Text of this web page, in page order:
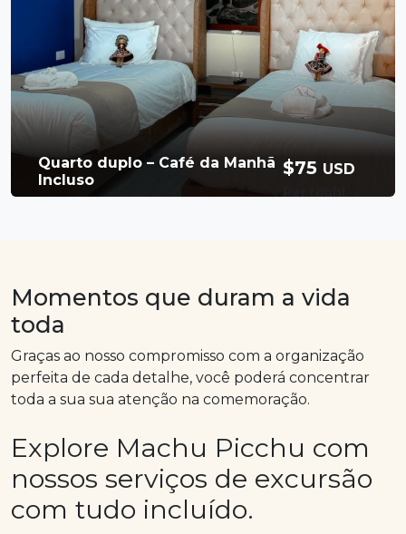
Free Wi-Fi
Café da manhã
Incluso
Booking Now
Quarto duplo – Café da Manhã
Incluso
$75 USD
solteiro, perfeito para compartilhar com
amigos ou companheiros de viagem que
procuram uma noite de sono tranquila e
relaxante.
2 camas
Free Wi-Fi
Chuveiro quente
Café da manhã
incluso
Booking Now
Momentos que duram a vida
toda
Graças ao nosso compromisso com a organização
perfeita de cada detalhe, você poderá concentrar
toda a sua sua atenção na comemoração.
Explore Machu Picchu com
nossos serviços de excursão
com tudo incluído.